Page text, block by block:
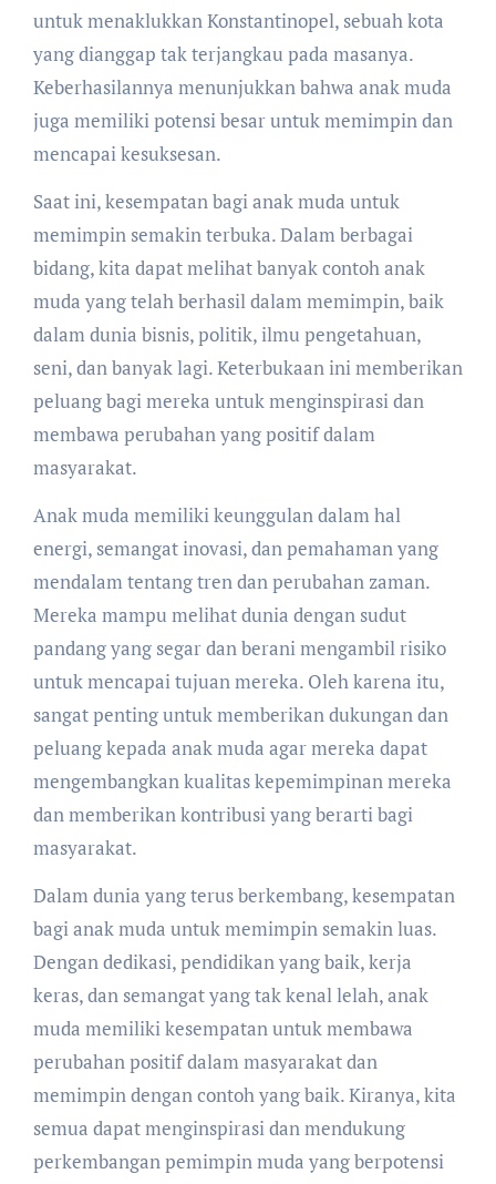
untuk menaklukkan Konstantinopel, sebuah kota
yang dianggap tak terjangkau pada masanya.
Keberhasilannya menunjukkan bahwa anak muda
juga memiliki potensi besar untuk memimpin dan
mencapai kesuksesan.
Saat ini, kesempatan bagi anak muda untuk
memimpin semakin terbuka. Dalam berbagai
bidang, kita dapat melihat banyak contoh anak
muda yang telah berhasil dalam memimpin, baik
dalam dunia bisnis, politik, ilmu pengetahuan,
seni, dan banyak lagi. Keterbukaan ini memberikan
peluang bagi mereka untuk menginspirasi dan
membawa perubahan yang positif dalam
masyarakat.
Anak muda memiliki keunggulan dalam hal
energi, semangat inovasi, dan pemahaman yang
mendalam tentang tren dan perubahan zaman.
Mereka mampu melihat dunia dengan sudut
pandang yang segar dan berani mengambil risiko
untuk mencapai tujuan mereka. Oleh karena itu,
sangat penting untuk memberikan dukungan dan
peluang kepada anak muda agar mereka dapat
mengembangkan kualitas kepemimpinan mereka
dan memberikan kontribusi yang berarti bagi
masyarakat.
Dalam dunia yang terus berkembang, kesempatan
bagi anak muda untuk memimpin semakin luas.
Dengan dedikasi, pendidikan yang baik, kerja
keras, dan semangat yang tak kenal lelah, anak
muda memiliki kesempatan untuk membawa
perubahan positif dalam masyarakat dan
memimpin dengan contoh yang baik. Kiranya, kita
semua dapat menginspirasi dan mendukung
perkembangan pemimpin muda yang berpotensi